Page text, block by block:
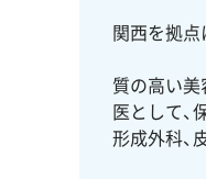
関西を拠点
質の高い美
医として、
形成外科、